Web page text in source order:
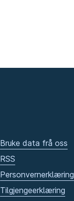
Bruke data frå oss
RSS
Personvernerklæring
Tilgjengeerklæring